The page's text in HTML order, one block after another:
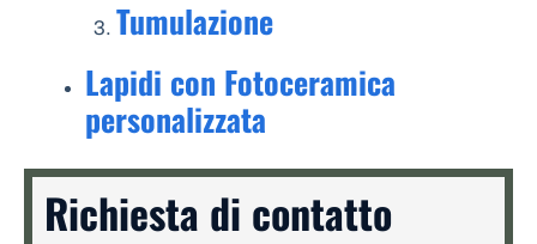
Tumulazione
Lapidi con Fotoceramica
personalizzata
Richiesta di contatto